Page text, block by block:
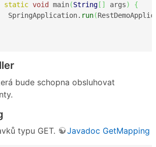
static void main(String [ ] args)
{
		SpringApplication.
run(
bude schopna obsluhovat
typu GET. Javadoc GetMapping